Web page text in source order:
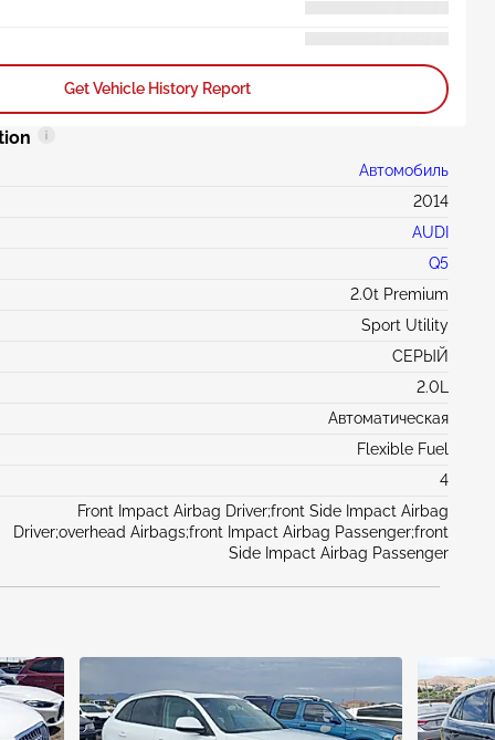
Get Vehicle History Report
Автомобиль
2014
AUDI
Q5
2.0t Premium
Sport Utility
СЕРЫЙ
2.0L
Автоматическая
Flexible Fuel
4
Front Impact Airbag Driver;front Side Impact Airbag
Driver;overhead Airbags;front Impact Airbag Passenger;front
Side Impact Airbag Passenger